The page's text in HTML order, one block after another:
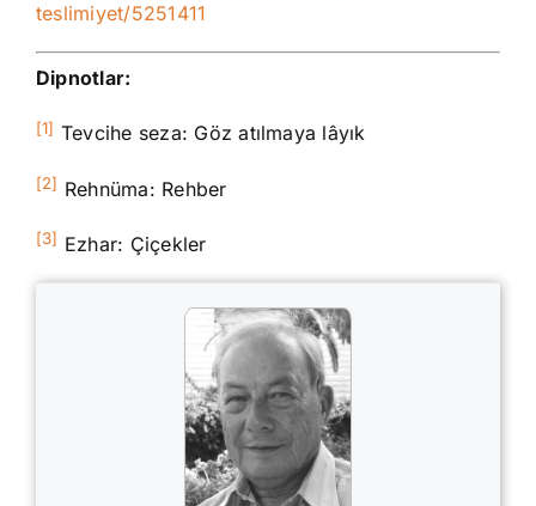
teslimiyet/5251411
Dipnotlar:
[1] Tevcihe seza: Göz atılmaya lâyık
[2] Rehnüma: Rehber
[3] Ezhar: Çiçekler